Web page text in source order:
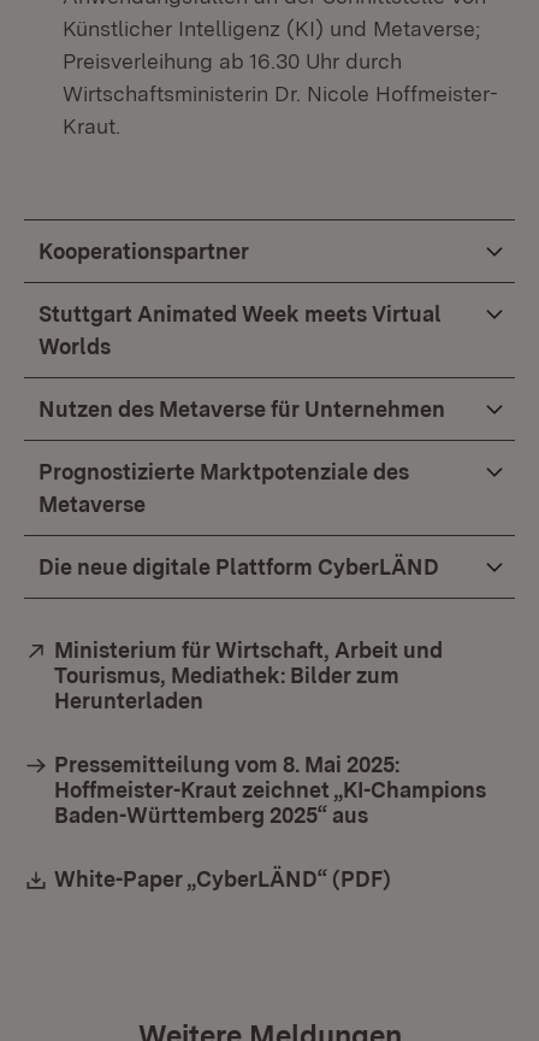
Künstlicher Intelligenz (KI) und Metaverse;
Preisverleihung ab 16.30 Uhr durch
Wirtschaftsministerin Dr. Nicole Hoffmeister-
Kraut.
Kooperationspartner
Stuttgart Animated Week meets Virtual
Worlds
Nutzen des Metaverse für Unternehmen
Prognostizierte Marktpotenziale des
Metaverse
Die neue digitale Plattform CyberLÄND
Extern:
Ministerium für Wirtschaft, Arbeit und
Tourismus, Mediathek: Bilder zum
Herunterladen
Pressemitteilung vom 8. Mai 2025:
Hoffmeister-Kraut zeichnet „KI-Champions
Baden-Württemberg 2025“ aus
Download:
White-Paper „CyberLÄND“ (PDF)